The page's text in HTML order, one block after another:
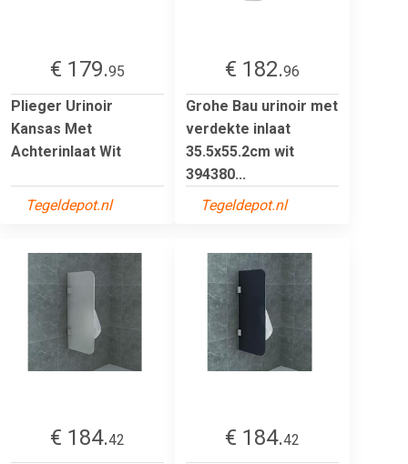
€ 179.95
Plieger Urinoir
Kansas Met
Achterinlaat Wit
Tegeldepot.nl
€ 182.96
Grohe Bau urinoir met
verdekte inlaat
35.5x55.2cm wit
394380...
Tegeldepot.nl
€ 184.42
€ 184.42